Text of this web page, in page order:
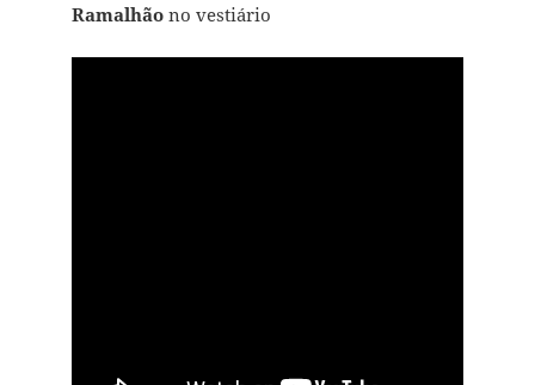
Ramalhãono vestiário